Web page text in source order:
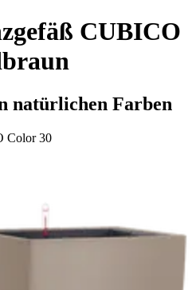
CUBICO
natürlichen Farben
Color 30